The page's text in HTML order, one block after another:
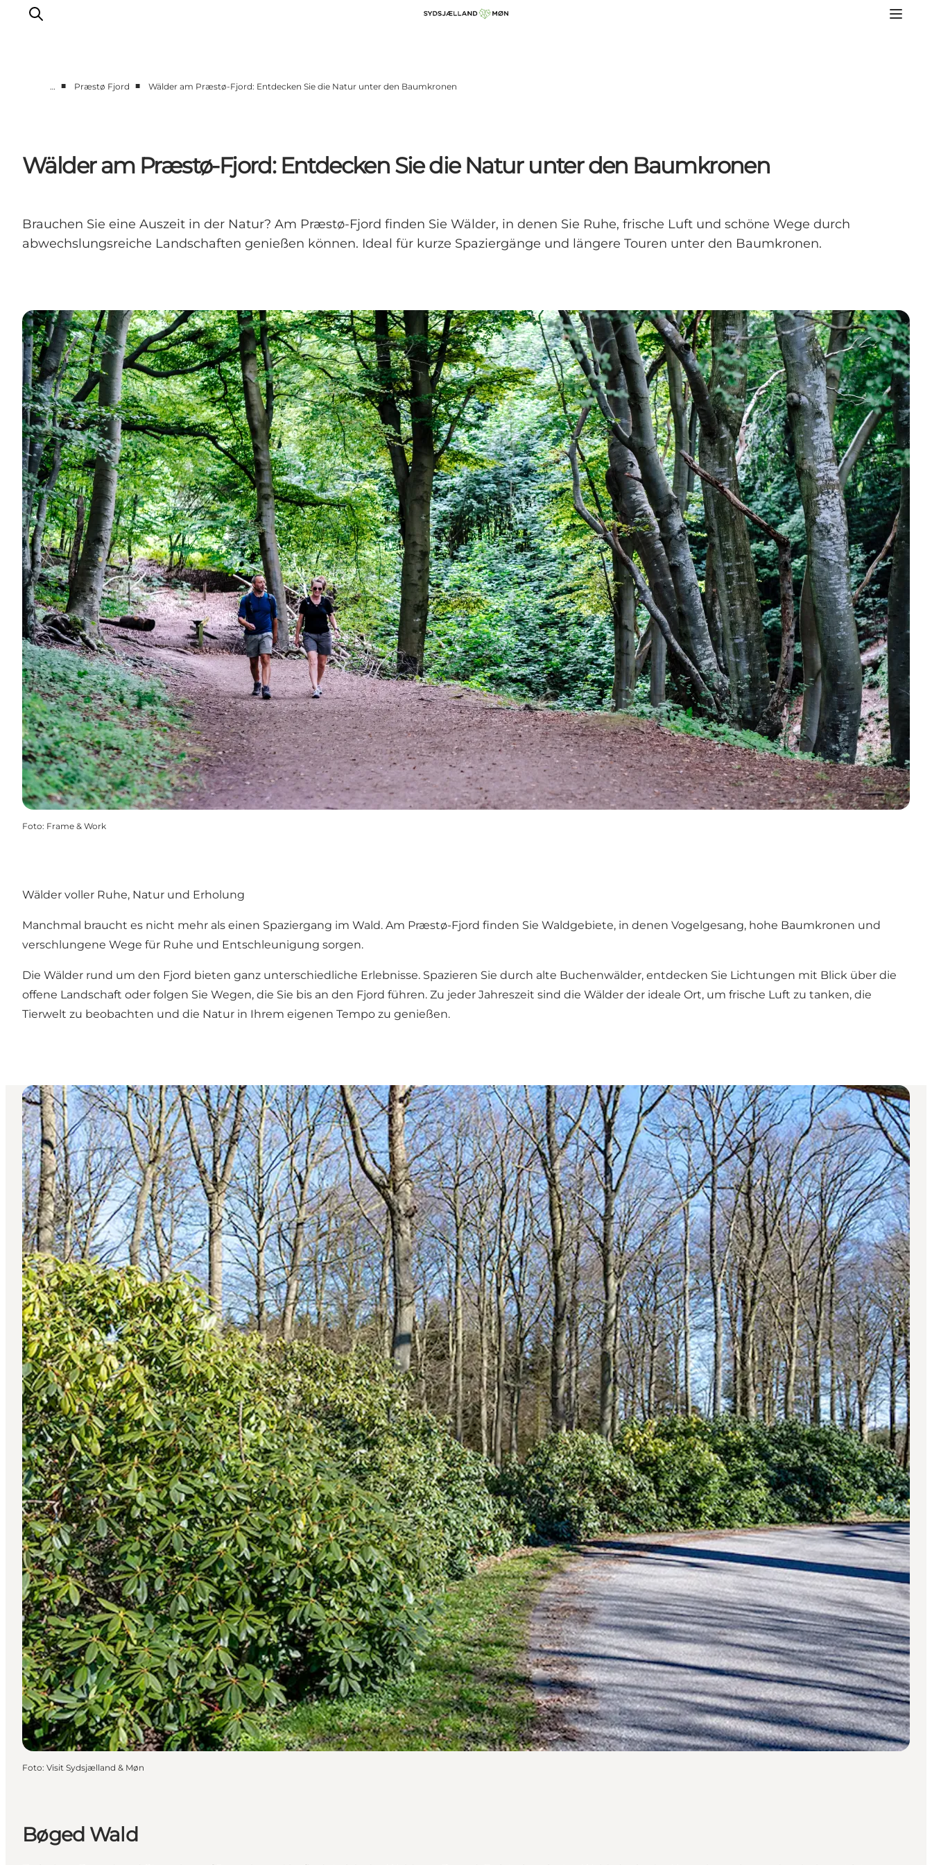
Events
Essen
Reise planen
… ■ Præstø Fjord ■ Wälder am Præstø-Fjord: Entdecken Sie die Natur unter den Baumkronen
Wälder am Præstø-Fjord: Entdecken Sie die Natur unter den Baumkronen
Brauchen Sie eine Auszeit in der Natur? Am Præstø-Fjord finden Sie Wälder, in denen Sie Ruhe, frische Luft und schöne Wege durch
abwechslungsreiche Landschaften genießen können. Ideal für kurze Spaziergänge und längere Touren unter den Baumkronen.
Foto: Frame & Work
Wälder voller Ruhe, Natur und Erholung
Manchmal braucht es nicht mehr als einen Spaziergang im Wald. Am Præstø-Fjord finden Sie Waldgebiete, in denen Vogelgesang, hohe Baumkronen und
verschlungene Wege für Ruhe und Entschleunigung sorgen.
Die Wälder rund um den Fjord bieten ganz unterschiedliche Erlebnisse. Spazieren Sie durch alte Buchenwälder, entdecken Sie Lichtungen mit Blick über die
offene Landschaft oder folgen Sie Wegen, die Sie bis an den Fjord führen. Zu jeder Jahreszeit sind die Wälder der ideale Ort, um frische Luft zu tanken, die
Tierwelt zu beobachten und die Natur in Ihrem eigenen Tempo zu genießen.
Foto: Visit Sydsjælland & Møn
Bøged Wald